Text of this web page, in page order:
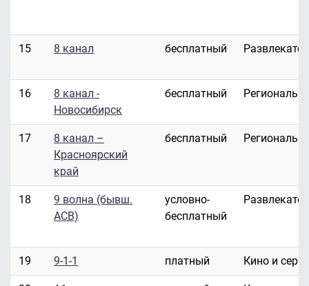
15 8 канал бесплатный
16
8 канал -
Новосибирск
бесплатный
17
8 канал –
Красноярский
край
бесплатный
18
9 волна (бывш.
АСВ)
условно-
бесплатный
19 9-1-1 платный Кино и